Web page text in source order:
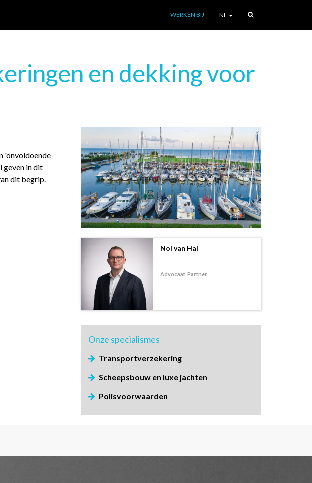
WERKEN BIJ NL
en dekking voor
'onvoldoende
geven in dit
dit begrip.
Nol van Hal
Advocaat, Partner
Onze specialismes
Transportverzekering
Scheepsbouw en luxe jachten
Polisvoorwaarden